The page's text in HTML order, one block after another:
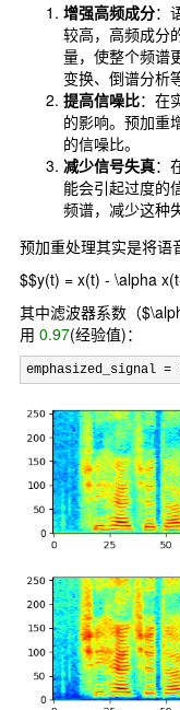
增强高频成分：
较高，高频成分
量，使整个频谱
变换、倒谱分析
提高信噪比：在
的影响。预加重
的信噪比。
减少信号失真：
能会引起过度的
频谱，减少这种
预加重处理其实是将语
$$y(t) = x(t) - \alpha
其中滤波器系数（
用 0.97(经验值)：
emphasized_signal